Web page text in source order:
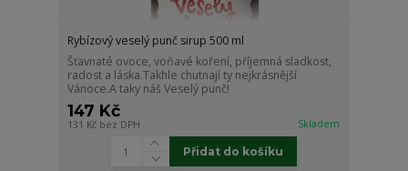
Rybízový veselý punč sirup 500 ml
Šťavnaté ovoce, voňavé koření, příjemná sladkost,
radost a láska.Takhle chutnají ty nejkrásnější
Vánoce.A taky náš Veselý punč!
147 Kč
131 Kč bez DPH Skladem
Přidat do košíku